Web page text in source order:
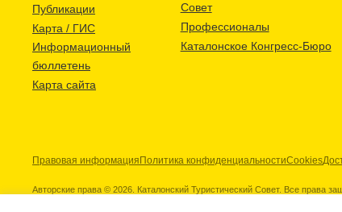
Публикации
Карта / ГИС
Информационный
бюллетень
Карта сайта
Совет
Профессионалы
Каталонское Конгресс-Бюро
Правовая информация Политика конфиденциальностиCookies
Авторские права © 2026. Каталонский Туристический Совет. Все права